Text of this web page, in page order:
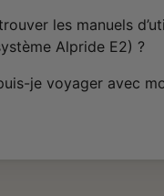
les manuels
Alpride E2) ?
je voyager avec